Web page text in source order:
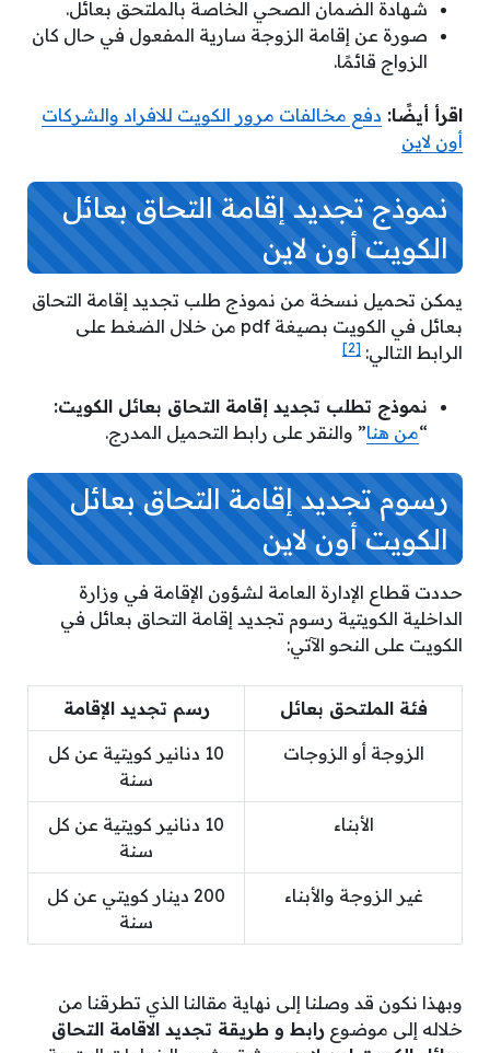
شهادة الضمان الصحي الخاصة بالملتحق بعائل.
صورة عن إقامة الزوجة سارية المفعول في حال كان
الزواج قائمًا.
اقرأ أيضًا: دفع مخالفات مرور الكويت للافراد والشركات
أون لاين
نموذج تجديد إقامة التحاق بعائل
الكويت أون لاين
يمكن تحميل نسخة من نموذج طلب تجديد إقامة التحاق
بعائل في الكويت بصيغة pdf من خلال الضغط على
الرابط التالي: [2]
نموذج تطلب تجديد إقامة التحاق بعائل الكويت:
“من هنا” والنقر على رابط التحميل المدرج.
رسوم تجديد إقامة التحاق بعائل
الكويت أون لاين
حددت قطاع الإدارة العامة لشؤون الإقامة في وزارة
الداخلية الكويتية رسوم تجديد إقامة التحاق بعائل في
الكويت على النحو الآتي:
فئة الملتحق بعائل رسم تجديد الإقامة
الزوجة أو الزوجات
10 دنانير كويتية عن كل
سنة
الأبناء
10 دنانير كويتية عن كل
سنة
غير الزوجة والأبناء
200 دينار كويتي عن كل
سنة
وبهذا نكون قد وصلنا إلى نهاية مقالنا الذي تطرقنا من
خلاله إلى موضوع رابط و طريقة تجديد الاقامة التحاق